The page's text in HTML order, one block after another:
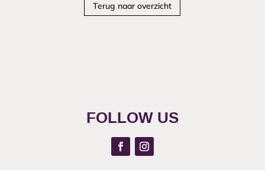
Terug naar overzicht
FOLLOW US